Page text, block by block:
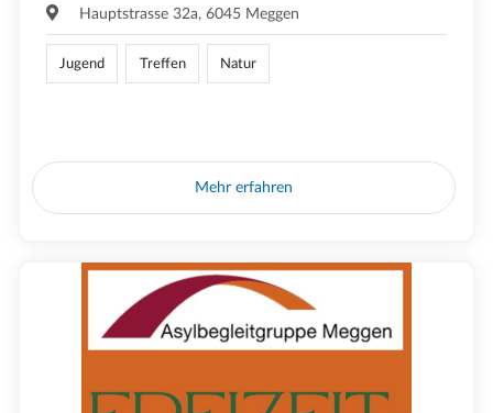
Hauptstrasse 32a, 6045 Meggen
Jugend Treffen Natur
Mehr erfahren